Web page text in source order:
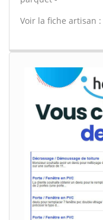
Voir la fiche artisan :